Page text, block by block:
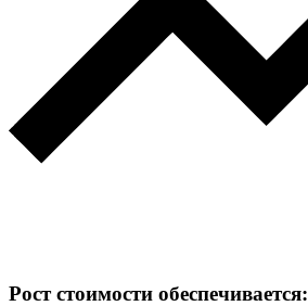
Рост стоимости обеспечивается: